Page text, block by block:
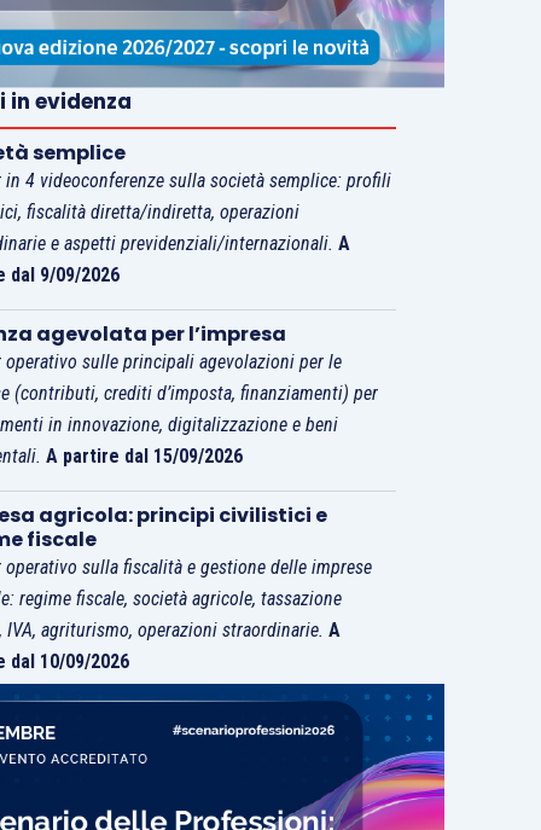
in evidenza
semplice
in 4 videoconferenze sulla società semplice: profili
fiscalità diretta/indiretta, operazioni
e aspetti previdenziali/internazionali.A
dal 9/09/2026
agevolata per l’impresa
operativo sulle principali agevolazioni per le
(contributi, crediti d’imposta, finanziamenti) per
in innovazione, digitalizzazione e beni
A partire dal 15/09/2026
agricola: principi civilistici e
fiscale
operativo sulla fiscalità e gestione delle imprese
regime fiscale, società agricole, tassazione
IVA, agriturismo, operazioni straordinarie.A
dal 10/09/2026